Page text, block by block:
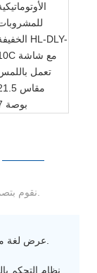
نظام التحكم